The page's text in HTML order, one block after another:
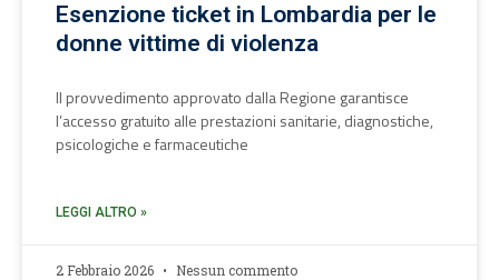
Esenzione ticket in Lombardia per le
donne vittime di violenza
Il provvedimento approvato dalla Regione garantisce
l’accesso gratuito alle prestazioni sanitarie, diagnostiche,
psicologiche e farmaceutiche
LEGGI ALTRO »
2 Febbraio 2026 Nessun commento